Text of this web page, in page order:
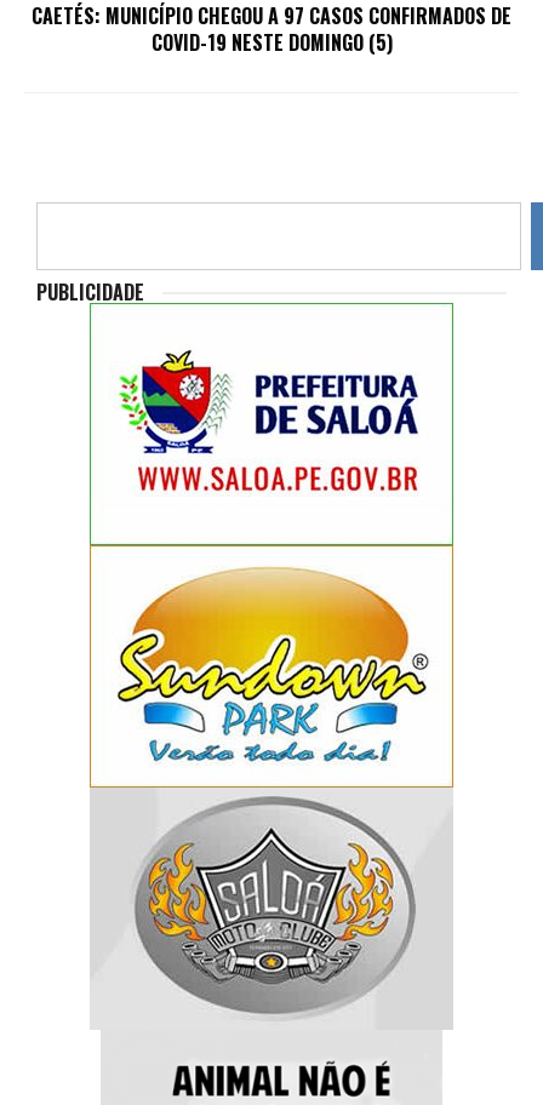
CAETÉS: MUNICÍPIO CHEGOU A 97 CASOS CONFIRMADOS DE
COVID-19 NESTE DOMINGO (5)
PUBLICIDADE